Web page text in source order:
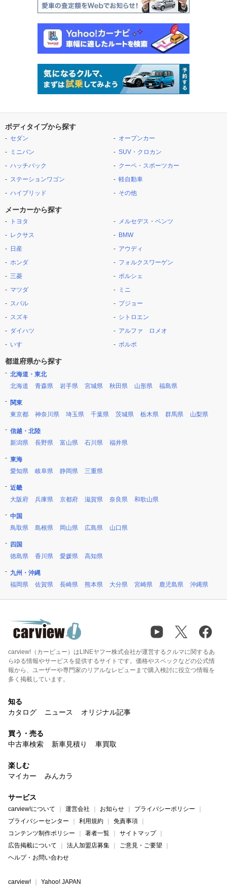
ボディタイプから探す
セダン
ミニバン
ハッチバック
ステーションワゴン
ハイブリッド
オープンカー
SUV・クロカン
クーペ・スポーツカー
軽自動車
その他
メーカーから探す
トヨタ
レクサス
日産
ホンダ
三菱
マツダ
スバル
スズキ
ダイハツ
いすゞ
メルセデス・ベンツ
BMW
アウディ
フォルクスワーゲン
ポルシェ
ミニ
プジョー
シトロエン
アルファ ロメオ
ボルボ
都道府県から探す
北海道・東北
北海道
青森県 岩手県 宮城県 秋田県 山形県 福島県
関東
東京都
神奈川県 埼玉県 千葉県 茨城県 栃木県 群馬県 山梨県
信越・北陸
新潟県
長野県 富山県 石川県 福井県
東海
愛知県
岐阜県 静岡県 三重県
近畿
大阪府
兵庫県 京都府 滋賀県 奈良県 和歌山県
中国
鳥取県
島根県 岡山県 広島県 山口県
四国
徳島県
香川県 愛媛県 高知県
九州・沖縄
福岡県
佐賀県 長崎県 熊本県 大分県 宮崎県 鹿児島県 沖縄県
carview!（カービュー）はLINEヤフー株式会社が運営するクルマに関するあ
らゆる情報やサービスを提供するサイトです。価格やスペックなどの公式情
報から、ユーザーや専門家のリアルなレビューまで購入検討に役立つ情報を
多く掲載しています。
知る
カタログ
ニュース オリジナル記事
買う・売る
中古車検索
新車見積り 車買取
楽しむ
マイカー
みんカラ
サービス
carview!について 運営会社 お知らせ
プライバシーポリシー
プライバシーセンター
利用規約
免責事項
コンテンツ制作ポリシー
著者一覧
サイトマップ
広告掲載について
法人加盟店募集
ご意見・ご要望
ヘルプ・お問い合わせ
carview! Yahoo! JAPAN